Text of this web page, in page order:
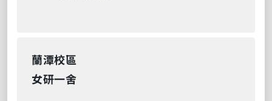
蘭潭校區
女研一舍